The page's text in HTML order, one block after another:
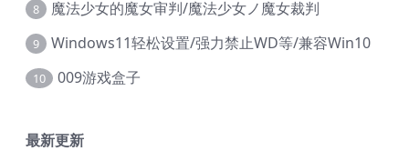
8 魔法少女的魔女审判/魔法少女ノ魔女裁判
9 Windows11轻松设置/强力禁止WD等/兼容Win10
10 009游戏盒子
最新更新